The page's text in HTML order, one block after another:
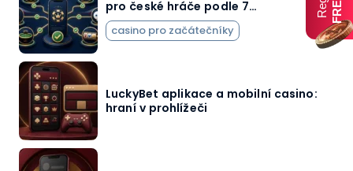
pro české hráče podle 7…
casino pro začátečníky
LuckyBet aplikace a mobilní casino:
hraní v prohlížeči